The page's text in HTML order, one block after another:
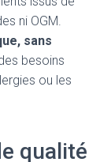
ni OGM.
sans
besoins
ou les
qualité